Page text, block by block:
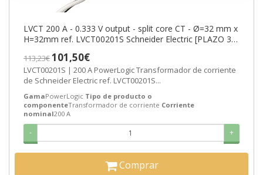
LVCT 200 A - 0.333 V output - split core CT - Ø=32 mm x
H=32mm ref. LVCT00201S Schneider Electric [PLAZO 3-6
113,23€101,50€
LVCT00201S | 200 A PowerLogic Transformador de corriente
de Schneider Electric ref. LVCT00201S...
GamaPowerLogic Tipo de producto o
componenteTransformador de corriente Corriente
nominal200 A
- +
Comprar